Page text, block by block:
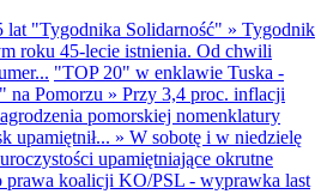
lat "Tygodnika Solidarność" » Tygodnik
roku 45-lecie istnienia. Od chwili
"TOP 20" w enklawie Tuska -
na Pomorzu » Przy 3,4 proc. inflacji
pomorskiej nomenklatury
upamiętnił... » W sobotę i w niedzielę
upamiętniające okrutne
prawa koalicji KO/PSL - wyprawka last